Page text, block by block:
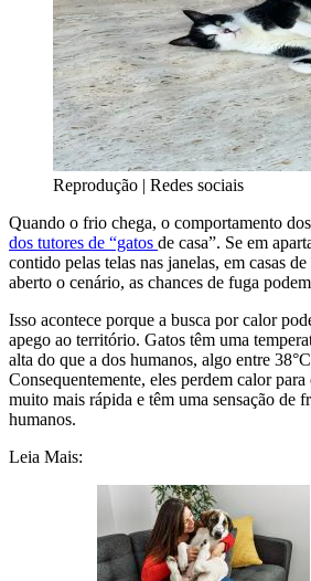
Reprodução | Redes sociais
Quando o frio chega, o comportamento
dos tutores de “gatos de casa”. Se em
contido pelas telas nas janelas, em casas
aberto o cenário, as chances de fuga
Isso acontece porque a busca por calor
apego ao território. Gatos têm uma
alta do que a dos humanos, algo entre
Consequentemente, eles perdem calor
muito mais rápida e têm uma sensação de
humanos.
Leia Mais: